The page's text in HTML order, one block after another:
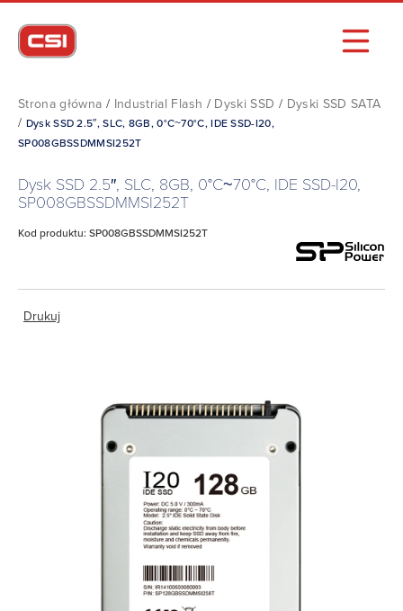
Strona główna / Industrial Flash / Dyski SSD / Dyski SSD SATA
/ Dysk SSD 2.5″, SLC, 8GB, 0°C~70°C, IDE SSD-I20,
SP008GBSSDMMSI252T
Dysk SSD 2.5″, SLC, 8GB, 0°C~70°C, IDE SSD-I20,
SP008GBSSDMMSI252T
Kod produktu: SP008GBSSDMMSI252T
Drukuj